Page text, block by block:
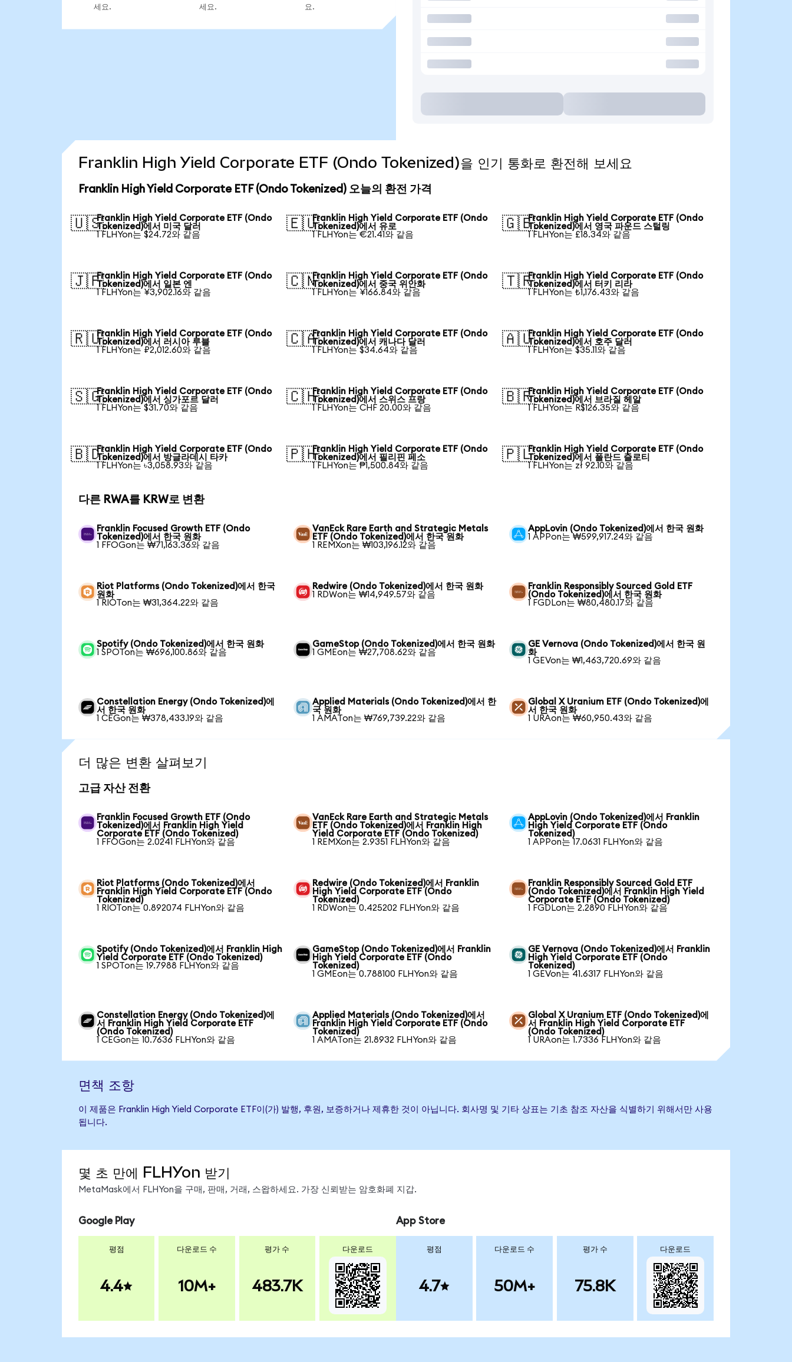
세요.
세요.
요.
Franklin High Yield Corporate ETF (Ondo Tokenized)을 인기 통화로 환전해 보세요
Franklin High Yield Corporate ETF (Ondo Tokenized) 오늘의 환전 가격
🇺🇸Franklin High Yield Corporate ETF (Ondo
Tokenized)에서 미국 달러
1 FLHYon는 $24.72와 같음
🇪🇺Franklin High Yield Corporate ETF (Ondo
Tokenized)에서 유로
1 FLHYon는 €21.41와 같음
🇬🇧Franklin High Yield Corporate ETF (Ondo
Tokenized)에서 영국 파운드 스털링
1 FLHYon는 £18.34와 같음
🇯🇵Franklin High Yield Corporate ETF (Ondo
Tokenized)에서 일본 엔
1 FLHYon는 ¥3,902.16와 같음
🇨🇳Franklin High Yield Corporate ETF (Ondo
Tokenized)에서 중국 위안화
1 FLHYon는 ¥166.84와 같음
🇹🇷Franklin High Yield Corporate ETF (Ondo
Tokenized)에서 터키 리라
1 FLHYon는 ₺1,176.43와 같음
🇷🇺Franklin High Yield Corporate ETF (Ondo
Tokenized)에서 러시아 루블
1 FLHYon는 ₽2,012.60와 같음
🇨🇦Franklin High Yield Corporate ETF (Ondo
Tokenized)에서 캐나다 달러
1 FLHYon는 $34.64와 같음
🇦🇺Franklin High Yield Corporate ETF (Ondo
Tokenized)에서 호주 달러
1 FLHYon는 $35.11와 같음
🇸🇬Franklin High Yield Corporate ETF (Ondo
Tokenized)에서 싱가포르 달러
1 FLHYon는 $31.70와 같음
🇨🇭Franklin High Yield Corporate ETF (Ondo
Tokenized)에서 스위스 프랑
1 FLHYon는 CHF 20.00와 같음
🇧🇷Franklin High Yield Corporate ETF (Ondo
Tokenized)에서 브라질 헤알
1 FLHYon는 R$126.35와 같음
🇧🇩Franklin High Yield Corporate ETF (Ondo
Tokenized)에서 방글라데시 타카
1 FLHYon는 ৳3,058.93와 같음
🇵🇭Franklin High Yield Corporate ETF (Ondo
Tokenized)에서 필리핀 페소
1 FLHYon는 ₱1,500.84와 같음
🇵🇱Franklin High Yield Corporate ETF (Ondo
Tokenized)에서 폴란드 즐로티
1 FLHYon는 zł 92.10와 같음
다른 RWA를 KRW로 변환
Franklin Focused Growth ETF (Ondo
Tokenized)에서 한국 원화
1 FFOGon는 ₩71,163.36와 같음
VanEck Rare Earth and Strategic Metals
ETF (Ondo Tokenized)에서 한국 원화
1 REMXon는 ₩103,196.12와 같음
AppLovin (Ondo Tokenized)에서 한국 원화
1 APPon는 ₩599,917.24와 같음
Riot Platforms (Ondo Tokenized)에서 한국
원화
1 RIOTon는 ₩31,364.22와 같음
Redwire (Ondo Tokenized)에서 한국 원화
1 RDWon는 ₩14,949.57와 같음
Franklin Responsibly Sourced Gold ETF
(Ondo Tokenized)에서 한국 원화
1 FGDLon는 ₩80,480.17와 같음
Spotify (Ondo Tokenized)에서 한국 원화
1 SPOTon는 ₩696,100.86와 같음
GameStop (Ondo Tokenized)에서 한국 원화
1 GMEon는 ₩27,708.62와 같음
GE Vernova (Ondo Tokenized)에서 한국 원
화
1 GEVon는 ₩1,463,720.69와 같음
Constellation Energy (Ondo Tokenized)에
서 한국 원화
1 CEGon는 ₩378,433.19와 같음
Applied Materials (Ondo Tokenized)에서 한
국 원화
1 AMATon는 ₩769,739.22와 같음
Global X Uranium ETF (Ondo Tokenized)에
서 한국 원화
1 URAon는 ₩60,950.43와 같음
더 많은 변환 살펴보기
고급 자산 전환
Franklin Focused Growth ETF (Ondo
Tokenized)에서 Franklin High Yield
Corporate ETF (Ondo Tokenized)
1 FFOGon는 2.0241 FLHYon와 같음
VanEck Rare Earth and Strategic Metals
ETF (Ondo Tokenized)에서 Franklin High
Yield Corporate ETF (Ondo Tokenized)
1 REMXon는 2.9351 FLHYon와 같음
AppLovin (Ondo Tokenized)에서 Franklin
High Yield Corporate ETF (Ondo
Tokenized)
1 APPon는 17.0631 FLHYon와 같음
Riot Platforms (Ondo Tokenized)에서
Franklin High Yield Corporate ETF (Ondo
Tokenized)
1 RIOTon는 0.892074 FLHYon와 같음
Redwire (Ondo Tokenized)에서 Franklin
High Yield Corporate ETF (Ondo
Tokenized)
1 RDWon는 0.425202 FLHYon와 같음
Franklin Responsibly Sourced Gold ETF
(Ondo Tokenized)에서 Franklin High Yield
Corporate ETF (Ondo Tokenized)
1 FGDLon는 2.2890 FLHYon와 같음
Spotify (Ondo Tokenized)에서 Franklin High
Yield Corporate ETF (Ondo Tokenized)
1 SPOTon는 19.7988 FLHYon와 같음
GameStop (Ondo Tokenized)에서 Franklin
High Yield Corporate ETF (Ondo
Tokenized)
1 GMEon는 0.788100 FLHYon와 같음
GE Vernova (Ondo Tokenized)에서 Franklin
High Yield Corporate ETF (Ondo
Tokenized)
1 GEVon는 41.6317 FLHYon와 같음
Constellation Energy (Ondo Tokenized)에
서 Franklin High Yield Corporate ETF
(Ondo Tokenized)
1 CEGon는 10.7636 FLHYon와 같음
Applied Materials (Ondo Tokenized)에서
Franklin High Yield Corporate ETF (Ondo
Tokenized)
1 AMATon는 21.8932 FLHYon와 같음
Global X Uranium ETF (Ondo Tokenized)에
서 Franklin High Yield Corporate ETF
(Ondo Tokenized)
1 URAon는 1.7336 FLHYon와 같음
면책 조항
이 제품은 Franklin High Yield Corporate ETF이(가) 발행, 후원, 보증하거나 제휴한 것이 아닙니다. 회사명 및 기타 상표는 기초 참조 자산을 식별하기 위해서만 사용
됩니다.
몇 초 만에 FLHYon 받기
MetaMask에서 FLHYon을 구매, 판매, 거래, 스왑하세요. 가장 신뢰받는 암호화폐 지갑.
Google Play
평점
4.4
다운로드 수
10M+
평가 수
483.7K
다운로드
App Store
평점
4.7
다운로드 수
50M+
평가 수
75.8K
다운로드